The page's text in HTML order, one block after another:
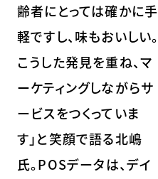
齢者にとっては確かに手
軽ですし、味もおいしい。
こうした発見を重ね、マ
ーケティングしながらサ
ービスをつくっていま
す」と笑顔で語る北嶋
氏。POSデータは、デイ